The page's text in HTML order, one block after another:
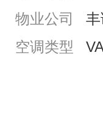
物业公司
空调类型